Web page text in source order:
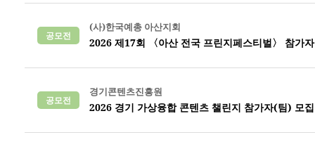
공모전
(사)한국예총 아산지회
2026 제17회 〈아산 전국 프린지페스티벌〉 참가
공모전
경기콘텐츠진흥원
2026 경기 가상융합 콘텐츠 챌린지 참가자(팀) 모